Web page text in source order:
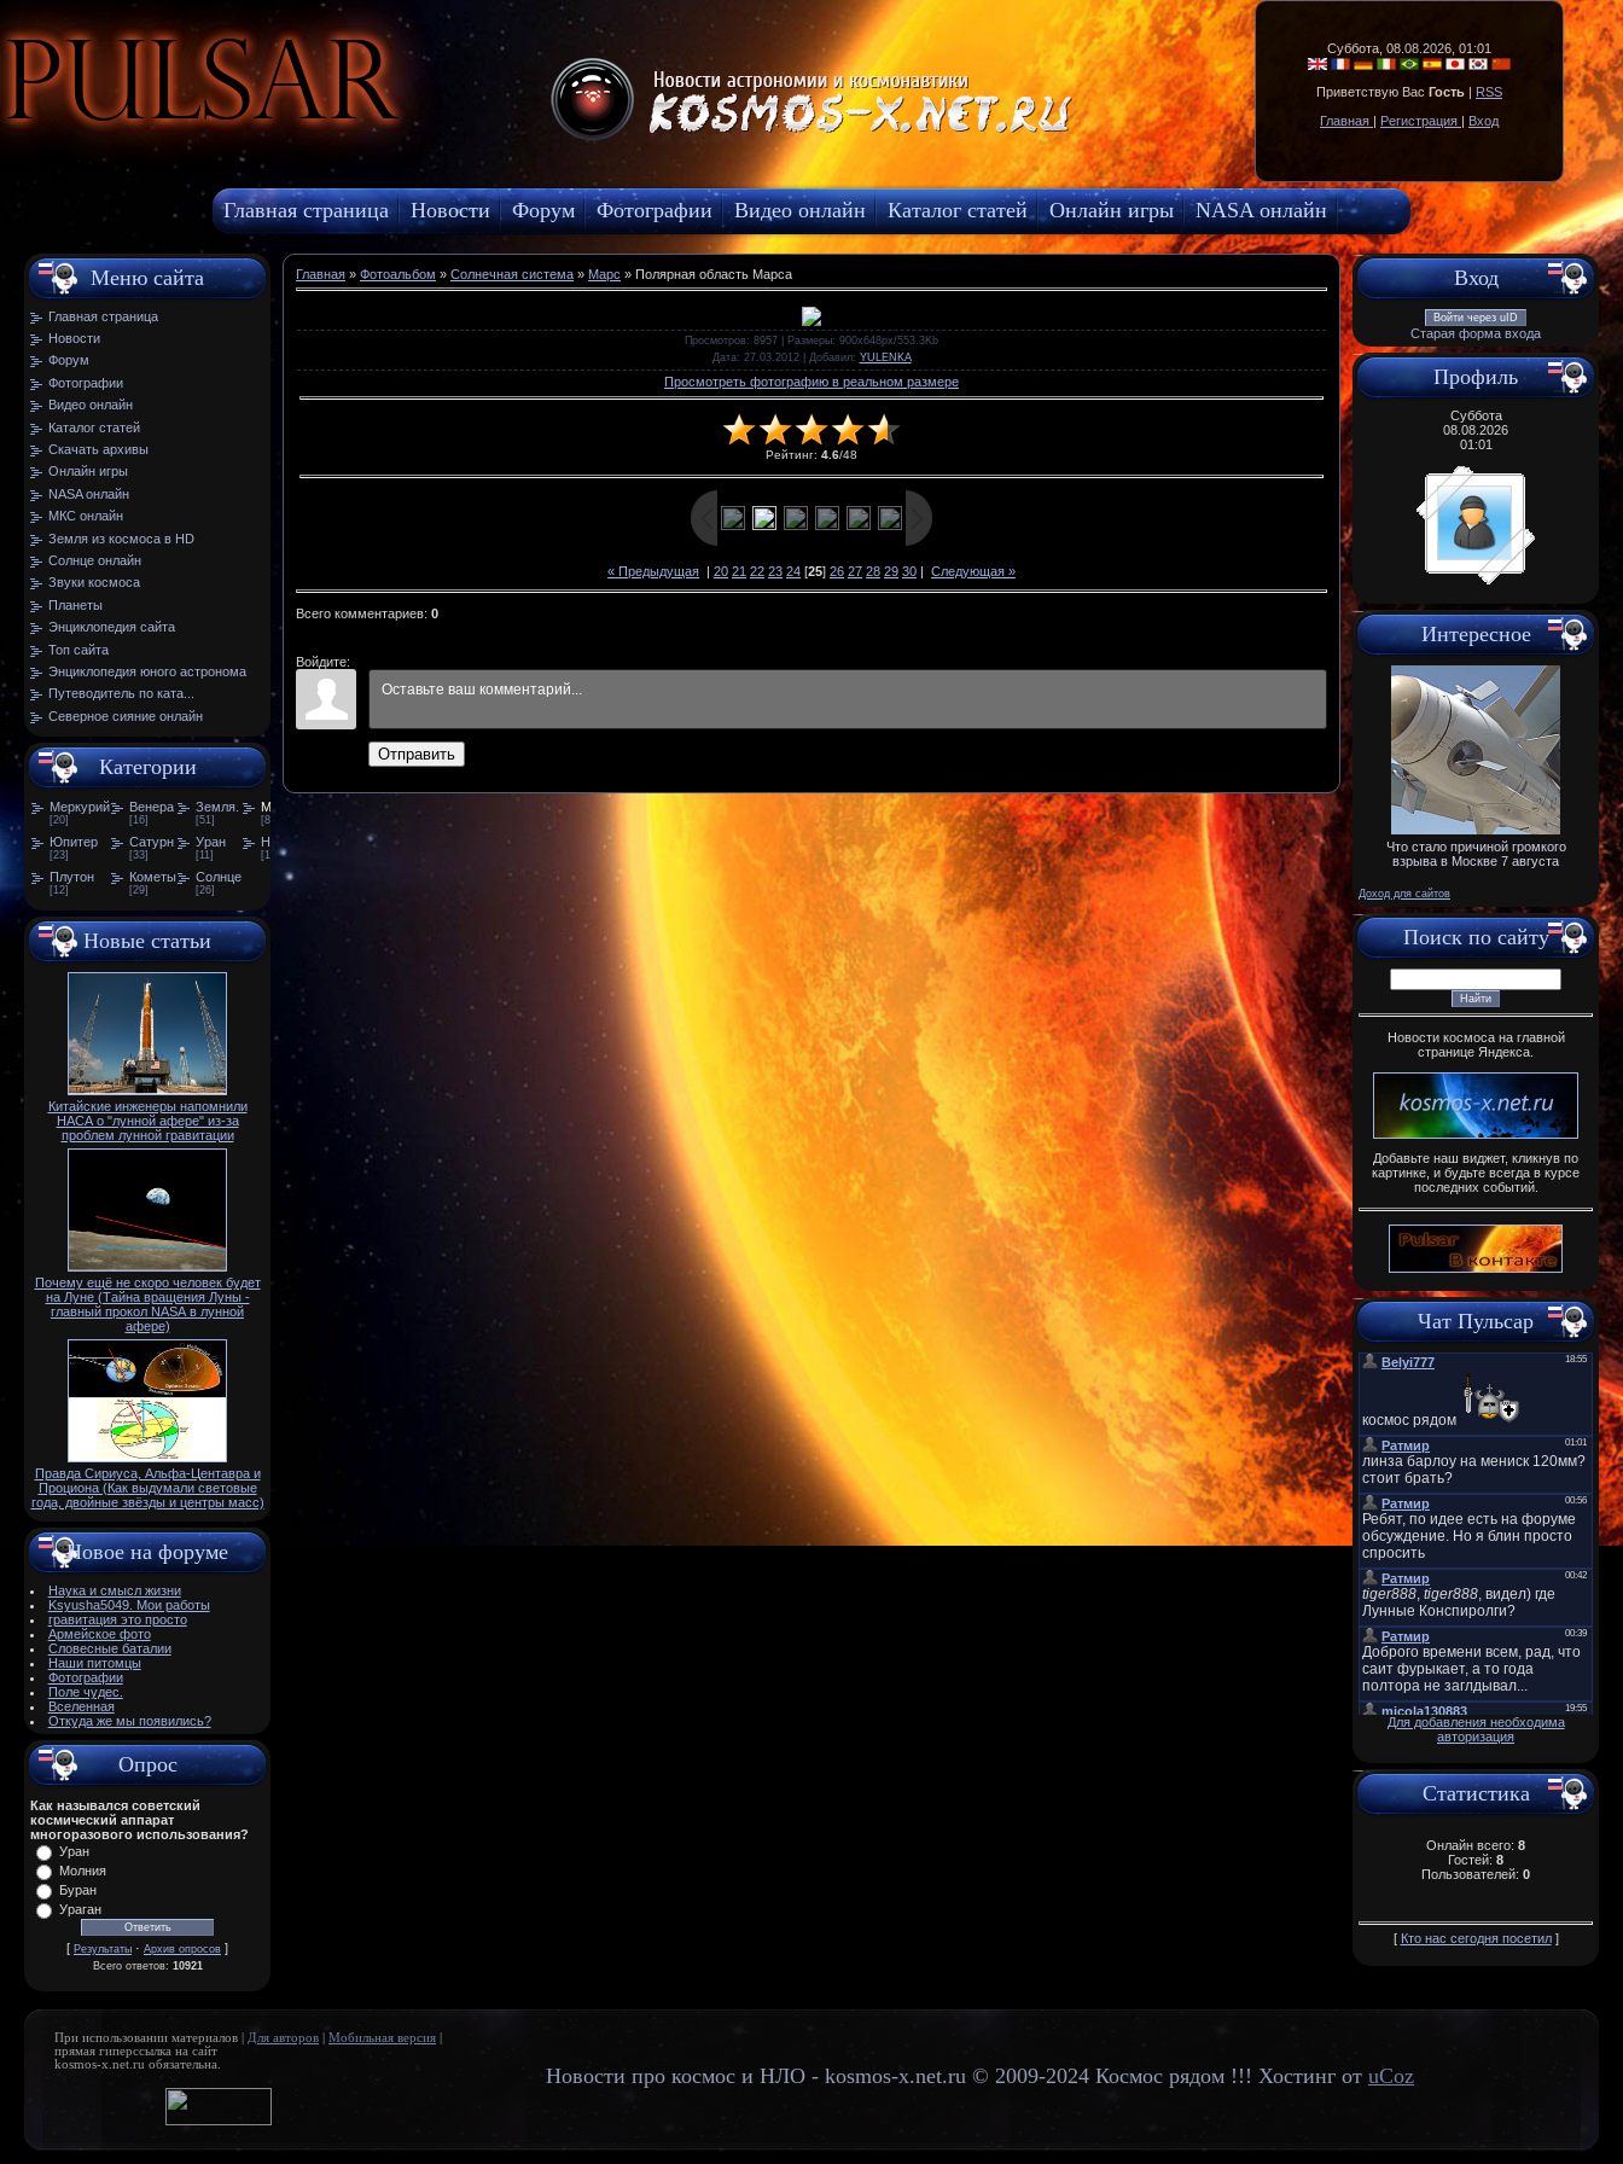
Pulsar Суббота, 08.08.2026, 01:01
Приветствую Вас Гость | RSS
Главная | Регистрация | Вход
Главная страница Новости Форум Фотографии Видео онлайн Каталог статей Онлайн игры
NASA онлайн
МКС онлайн
Меню сайта
Главная страница
Новости
Форум
Фотографии
Видео онлайн
Каталог статей
Скачать архивы
Онлайн игры
NASA онлайн
МКС онлайн
Земля из космоса в HD
Солнце онлайн
Звуки космоса
Планеты
Энциклопедия сайта
Топ сайта
Энциклопедия юного астронома
Путеводитель по ката...
Северное сияние онлайн
Категории
Меркурий
[20]
Венера
[16]
Земля.
[51]
Марс
[81]
Юпитер
[23]
Сатурн
[33]
Уран
[11]
Нептун
[13]
Плутон
[12]
Кометы
[29]
Солнце
[26]
Новые статьи
Китайские инженеры напомнили
НАСА о "лунной афере" из-за
проблем лунной гравитации
Почему ещё не скоро человек будет
на Луне (Тайна вращения Луны -
главный прокол NАSА в лунной
афере)
Правда Сириуса, Альфа-Центавра и
Проциона (Как выдумали световые
года, двойные звёзды и центры масс)
Новое на форуме
Наука и смысл жизни
Ksyusha5049. Мои работы
гравитация это просто
Армейское фото
Словесные баталии
Наши питомцы
Фотографии
Поле чудес.
Вселенная
Откуда же мы появились?
Опрос
Как назывался советский
космический аппарат
многоразового использования?
Уран
Молния
Буран
Ураган
[ Результаты · Архив опросов ]
Всего ответов: 10921
Главная » Фотоальбом » Солнечная система » Марс » Полярная область Марса
Просмотров: 8957 | Размеры: 900x648px/553.3Kb
Дата: 27.03.2012 | Добавил: YULENKA
Просмотреть фотографию в реальном размере
Рейтинг: 4.6/48
« Предыдущая 20 21 22 23 24 [25] 26 27 28 29 30 Следующая »
Всего комментариев: 0
Войдите:
Отправить
Вход
Войти через uID
Старая форма входа
Профиль
Суббота
08.08.2026
01:01
Интересное
Что стало причиной громкого
взрыва в Москве 7 августа
Доход для сайтов
Поиск по сайту
Новости космоса на главной
странице Яндекса.
Добавьте наш виджет, кликнув по
картинке, и будьте всегда в курсе
последних событий.
Чат Пульсар
Для добавления необходима
авторизация
Статистика
Онлайн всего: 8
Гостей: 8
Пользователей: 0
[ Кто нас сегодня посетил]
При использовании материалов | Для авторов Мобильная версия
прямая гиперссылка на сайт
kosmos-x.net.ru обязательна.
Новости про космос и НЛО - kosmos-x.net.ru © 2009-2024 Космос рядом !!! Хостинг от uCoz